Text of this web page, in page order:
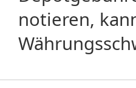
notieren,